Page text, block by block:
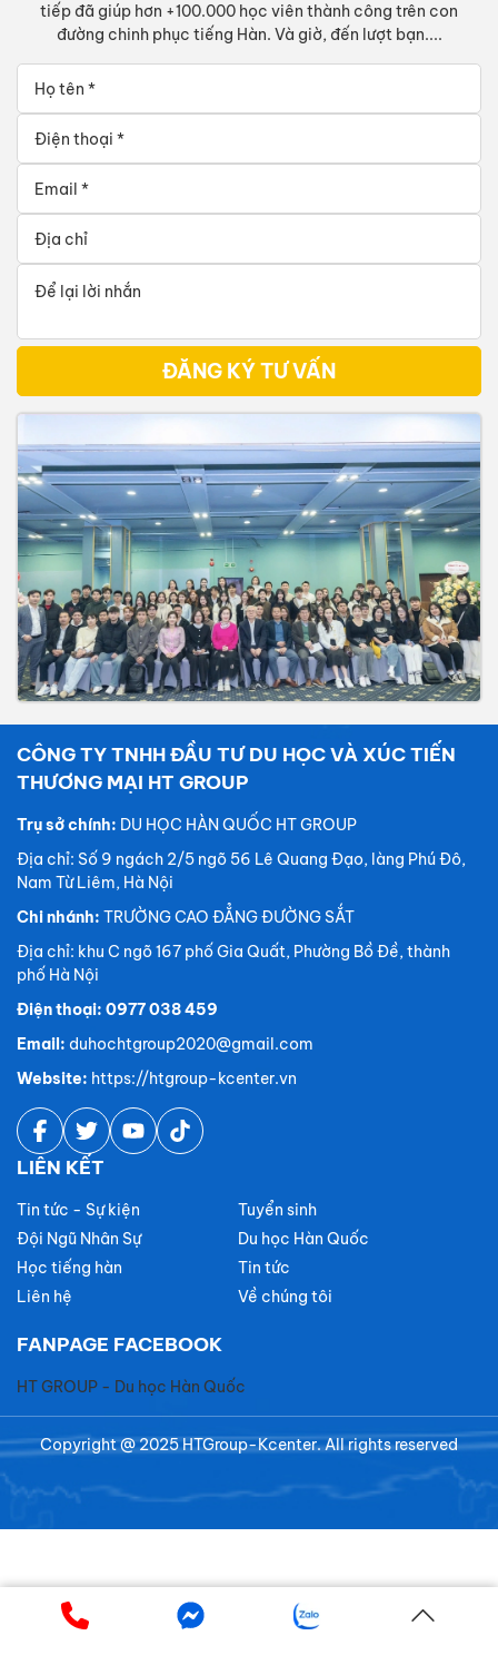
tiếp đã giúp hơn +100.000 học viên thành công trên con
đường chinh phục tiếng Hàn. Và giờ, đến lượt bạn....
ĐĂNG KÝ TƯ VẤN
CÔNG TY TNHH ĐẦU TƯ DU HỌC VÀ XÚC TIẾN
THƯƠNG MẠI HT GROUP
Trụ sở chính: DU HỌC HÀN QUỐC HT GROUP
Địa chỉ: Số 9 ngách 2/5 ngõ 56 Lê Quang Đạo, làng Phú Đô,
Nam Từ Liêm, Hà Nội
Chi nhánh: TRƯỜNG CAO ĐẲNG ĐƯỜNG SẮT
Địa chỉ: khu C ngõ 167 phố Gia Quất, Phường Bồ Đề, thành
phố Hà Nội
Điện thoại: 0977 038 459
Email: duhochtgroup2020@gmail.com
Website: https://htgroup-kcenter.vn
LIÊN KẾT
Tin tức - Sự kiện
Tuyển sinh
Đội Ngũ Nhân Sự
Du học Hàn Quốc
Học tiếng hàn
Tin tức
Liên hệ
Về chúng tôi
FANPAGE FACEBOOK
HT GROUP - Du học Hàn Quốc
Copyright @ 2025 HTGroup-Kcenter. All rights reserved